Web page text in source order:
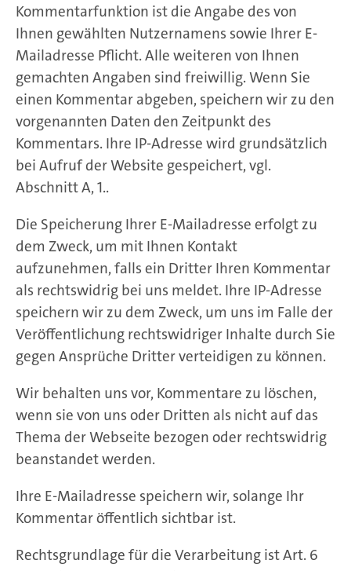
Kommentarfunktion ist die Angabe des von
Ihnen gewählten Nutzernamens sowie Ihrer E-
Mailadresse Pflicht. Alle weiteren von Ihnen
gemachten Angaben sind freiwillig. Wenn Sie
einen Kommentar abgeben, speichern wir zu den
vorgenannten Daten den Zeitpunkt des
Kommentars. Ihre IP-Adresse wird grundsätzlich
bei Aufruf der Website gespeichert, vgl.
Abschnitt A, 1..
Die Speicherung Ihrer E-Mailadresse erfolgt zu
dem Zweck, um mit Ihnen Kontakt
aufzunehmen, falls ein Dritter Ihren Kommentar
als rechtswidrig bei uns meldet. Ihre IP-Adresse
speichern wir zu dem Zweck, um uns im Falle der
Veröffentlichung rechtswidriger Inhalte durch Sie
gegen Ansprüche Dritter verteidigen zu können.
Wir behalten uns vor, Kommentare zu löschen,
wenn sie von uns oder Dritten als nicht auf das
Thema der Webseite bezogen oder rechtswidrig
beanstandet werden.
Ihre E-Mailadresse speichern wir, solange Ihr
Kommentar öffentlich sichtbar ist.
Rechtsgrundlage für die Verarbeitung ist Art. 6